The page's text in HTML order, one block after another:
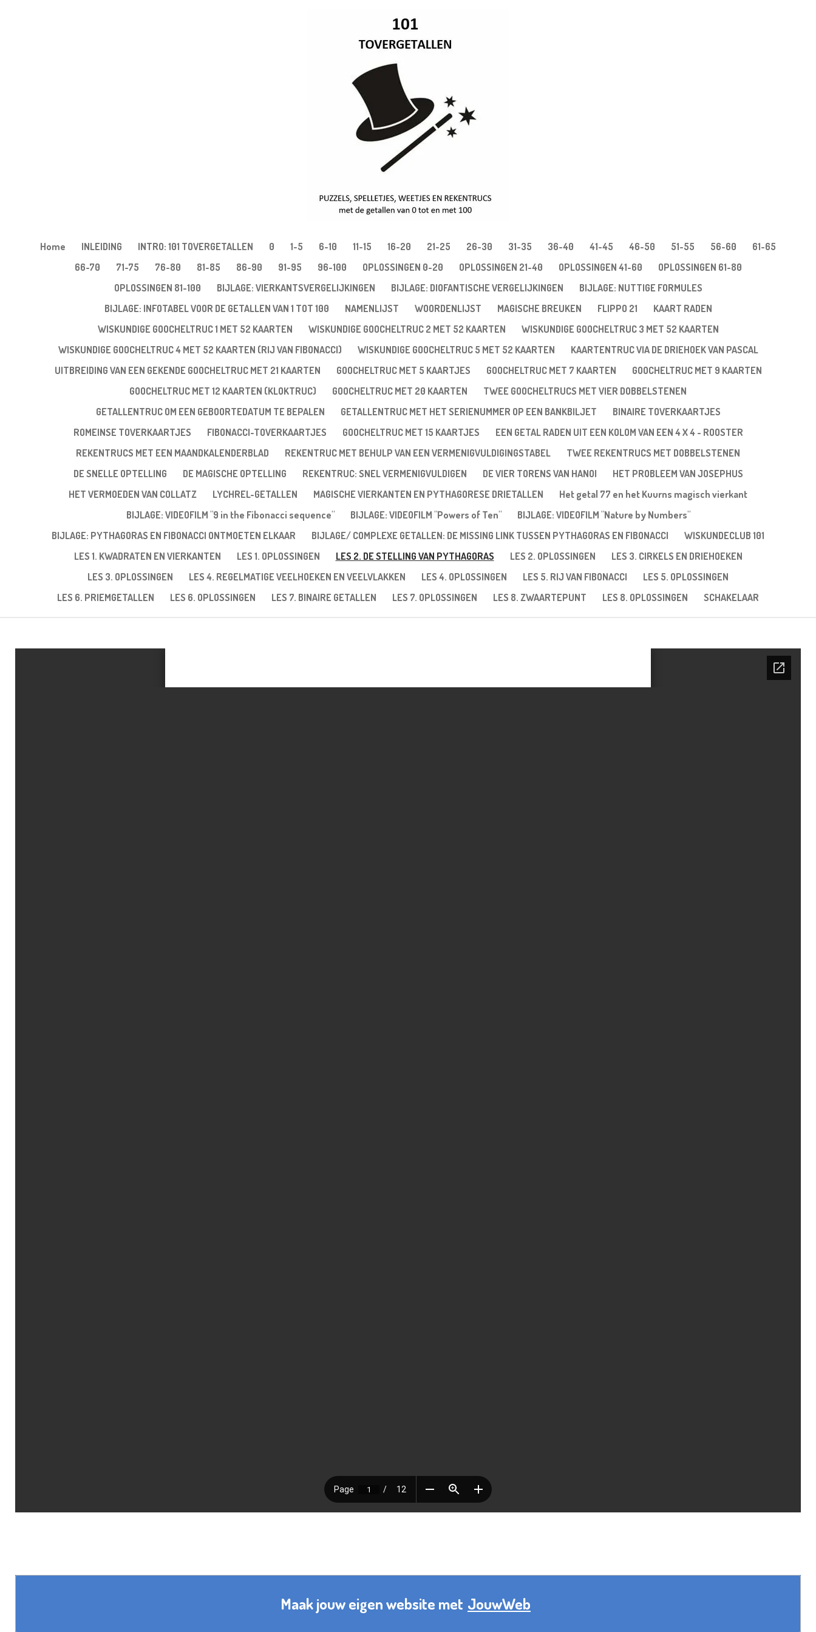
Home INLEIDING INTRO: 101 TOVERGETALLEN 0 1-5 6-10 11-15 16-20 21-25 26-30 31-35 36-40 41-45 46-50 51-55 56-60
61-65
66-70
71-75 76-80 81-85 86-90 91-95 96-100 OPLOSSINGEN 0-20 OPLOSSINGEN 21-40 OPLOSSINGEN 41-60
OPLOSSINGEN 61-80
OPLOSSINGEN 81-100
BIJLAGE: VIERKANTSVERGELIJKINGEN BIJLAGE: DIOFANTISCHE VERGELIJKINGEN
BIJLAGE: NUTTIGE FORMULES
BIJLAGE: INFOTABEL VOOR DE GETALLEN VAN 1 TOT 100
NAMENLIJST WOORDENLIJST MAGISCHE BREUKEN FLIPPO 21
KAART RADEN
WISKUNDIGE GOOCHELTRUC 1 MET 52 KAARTEN
WISKUNDIGE GOOCHELTRUC 2 MET 52 KAARTEN
WISKUNDIGE GOOCHELTRUC 3 MET 52 KAARTEN
WISKUNDIGE GOOCHELTRUC 4 MET 52 KAARTEN (RIJ VAN FIBONACCI)
WISKUNDIGE GOOCHELTRUC 5 MET 52 KAARTEN
KAARTENTRUC VIA DE DRIEHOEK VAN PASCAL
UITBREIDING VAN EEN GEKENDE GOOCHELTRUC MET 21 KAARTEN
GOOCHELTRUC MET 5 KAARTJES GOOCHELTRUC MET 7 KAARTEN
GOOCHELTRUC MET 9 KAARTEN
GOOCHELTRUC MET 12 KAARTEN (KLOKTRUC)
GOOCHELTRUC MET 20 KAARTEN
TWEE GOOCHELTRUCS MET VIER DOBBELSTENEN
GETALLENTRUC OM EEN GEBOORTEDATUM TE BEPALEN
GETALLENTRUC MET HET SERIENUMMER OP EEN BANKBILJET
BINAIRE TOVERKAARTJES
ROMEINSE TOVERKAARTJES
FIBONACCI-TOVERKAARTJES GOOCHELTRUC MET 15 KAARTJES
EEN GETAL RADEN UIT EEN KOLOM VAN EEN 4 X 4 - ROOSTER
REKENTRUCS MET EEN MAANDKALENDERBLAD
REKENTRUC MET BEHULP VAN EEN VERMENIGVULDIGINGSTABEL
TWEE REKENTRUCS MET DOBBELSTENEN
DE SNELLE OPTELLING
DE MAGISCHE OPTELLING REKENTRUC: SNEL VERMENIGVULDIGEN DE VIER TORENS VAN HANOI
HET PROBLEEM VAN JOSEPHUS
HET VERMOEDEN VAN COLLATZ
LYCHREL-GETALLEN MAGISCHE VIERKANTEN EN PYTHAGORESE DRIETALLEN
Het getal 77 en het Kuurns magisch vierkant
BIJLAGE: VIDEOFILM "9 in the Fibonacci sequence"
BIJLAGE: VIDEOFILM "Powers of Ten"
BIJLAGE: VIDEOFILM "Nature by Numbers"
BIJLAGE: PYTHAGORAS EN FIBONACCI ONTMOETEN ELKAAR
BIJLAGE/ COMPLEXE GETALLEN: DE MISSING LINK TUSSEN PYTHAGORAS EN FIBONACCI
WISKUNDECLUB 101
LES 1. KWADRATEN EN VIERKANTEN
LES 1. OPLOSSINGEN LES 2. DE STELLING VAN PYTHAGORAS LES 2. OPLOSSINGEN
LES 3. CIRKELS EN DRIEHOEKEN
LES 3. OPLOSSINGEN
LES 4. REGELMATIGE VEELHOEKEN EN VEELVLAKKEN LES 4. OPLOSSINGEN LES 5. RIJ VAN FIBONACCI
LES 5. OPLOSSINGEN
LES 6. PRIEMGETALLEN
LES 6. OPLOSSINGEN LES 7. BINAIRE GETALLEN LES 7. OPLOSSINGEN LES 8. ZWAARTEPUNT LES 8. OPLOSSINGEN SCHAKELAAR
Maak jouw eigen website met JouwWeb